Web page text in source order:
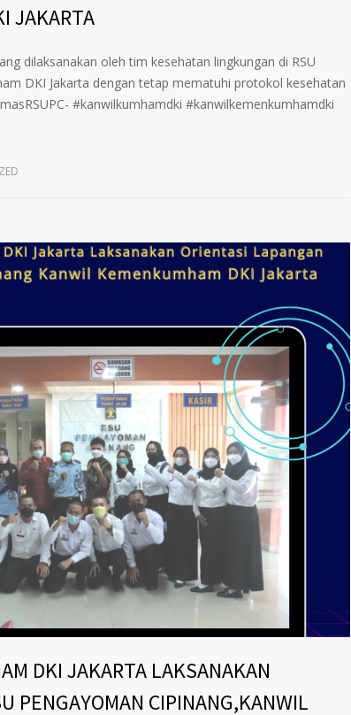
JAKARTA
dilaksanakan oleh tim kesehatan lingkungan di RSU
DKI Jakarta dengan tetap mematuhi protokol kesehatan
#kanwilkumhamdki #kanwilkemenkumhamdki
DKI JAKARTA LAKSANAKAN
PENGAYOMAN CIPINANG,KANWIL